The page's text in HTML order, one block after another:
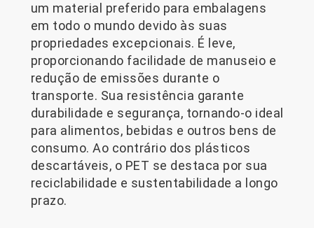
um material preferido para embalagens
em todo o mundo devido às suas
propriedades excepcionais. É leve,
proporcionando facilidade de manuseio e
redução de emissões durante o
transporte. Sua resistência garante
durabilidade e segurança, tornando-o ideal
para alimentos, bebidas e outros bens de
consumo. Ao contrário dos plásticos
descartáveis, o PET se destaca por sua
reciclabilidade e sustentabilidade a longo
prazo.